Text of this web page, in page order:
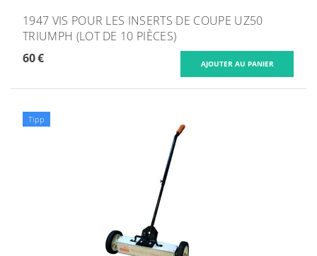
1947 VIS POUR LES INSERTS DE COUPE UZ50
TRIUMPH (LOT DE 10 PIÈCES)
60 €
Tipp